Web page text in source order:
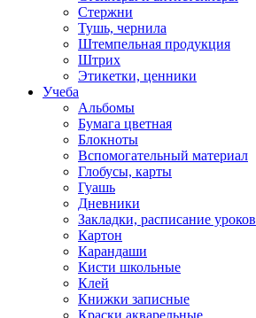
Стержни
Тушь, чернила
Штемпельная продукция
Штрих
Этикетки, ценники
Учеба
Альбомы
Бумага цветная
Блокноты
Вспомогательный материал
Глобусы, карты
Гуашь
Дневники
Закладки, расписание уроков
Картон
Карандаши
Кисти школьные
Клей
Книжки записные
Краски акварельные